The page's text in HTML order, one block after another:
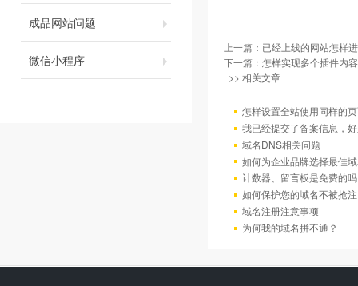
成品网站问题
微信小程序
上一篇： 已经上线的网站怎样
下一篇： 怎样实现多个插件内
>> 相关文章
怎样设置全站使用同样的
我已经提交了备案信息，
域名DNS相关问题
如何为企业品牌选择最佳
计数器、留言板是免费的
如何保护您的域名不被抢注
域名注册注意事项
为何我的域名拼不通？